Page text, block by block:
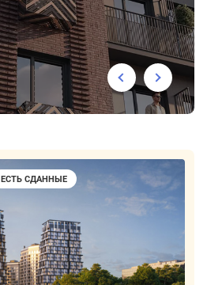
ЕСТЬ СДАННЫЕ